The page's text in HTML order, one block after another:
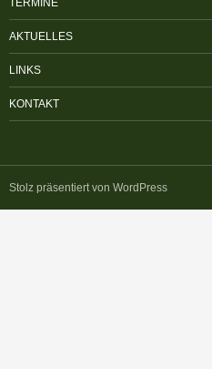
TERMINE
AKTUELLES
LINKS
KONTAKT
Stolz präsentiert von WordPress